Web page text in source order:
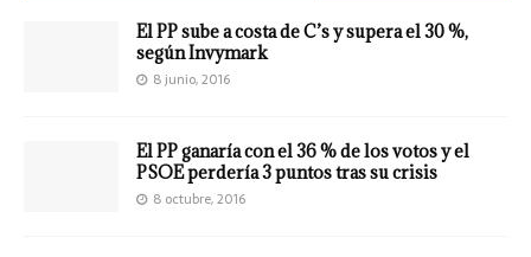
El PP sube a costa de C’s y supera el 30 %,
según Invymark
8 junio, 2016
El PP ganaría con el 36 % de los votos y el
PSOE perdería 3 puntos tras su crisis
8 octubre, 2016